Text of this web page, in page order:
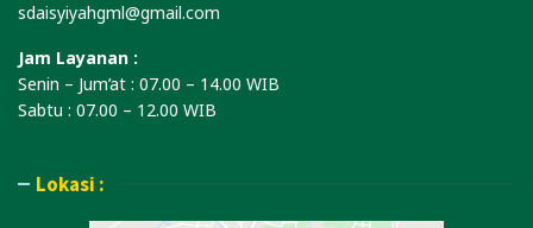
sdaisyiyahgml@gmail.com
Jam Layanan :
Senin – Jum’at : 07.00 – 14.00 WIB
Sabtu : 07.00 – 12.00 WIB
Lokasi :